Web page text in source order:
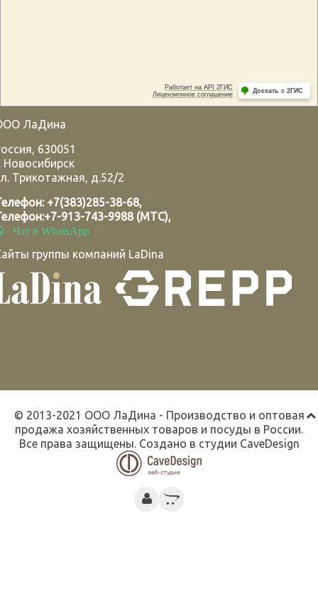
ЛаДина
, 630051
Новосибирск
Трикотажная, д.52/2
+7(383)285-38-68,
+7-913-743-9988 (МТС),
Чат в WhatsApp
группы компаний LaDina
© 2013-2021 ООО ЛаДина - Производство и оптовая
продажа хозяйственных товаров и посуды в России.
Все права защищены. Создано в студии CaveDesign